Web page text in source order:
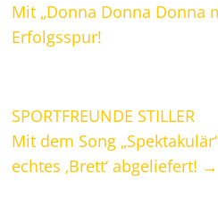
Mit „Donna Donna Donna
Erfolgsspur!
SPORTFREUNDE STILLER
Mit dem Song
echtes ‚Brett‘ abgeliefert! →